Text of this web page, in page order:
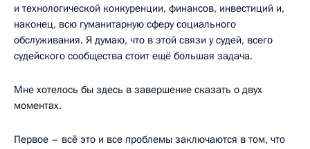
и технологической конкуренции, финансов, инвестиций и,
наконец, всю гуманитарную сферу социального
обслуживания. Я думаю, что в этой связи у судей, всего
судейского сообщества стоит ещё большая задача.
Мне хотелось бы здесь в завершение сказать о двух
моментах.
Первое – всё это и все проблемы заключаются в том, что